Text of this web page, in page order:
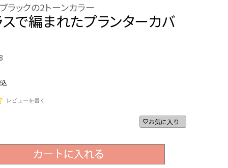
ラックの2トーンカラー
で編まれたプランターカバ
レビューを書く
お気に入り